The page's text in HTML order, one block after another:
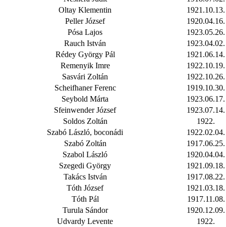
Oltay Klementin
1921.10.13.
Peller József
1920.04.16.
Pósa Lajos
1923.05.26.
Rauch István
1923.04.02.
Rédey György Pál
1921.06.14.
Remenyik Imre
1922.10.19.
Sasvári Zoltán
1922.10.26.
Scheifhaner Ferenc
1919.10.30.
Seybold Márta
1923.06.17.
Sfeinwender József
1923.07.14.
Soldos Zoltán
1922.
Szabó László, boconádi
1922.02.04.
Szabó Zoltán
1917.06.25.
Szabol László
1920.04.04.
Szegedi György
1921.09.18.
Takács István
1917.08.22.
Tóth József
1921.03.18.
Tóth Pál
1917.11.08.
Turula Sándor
1920.12.09.
Udvardy Levente
1922.